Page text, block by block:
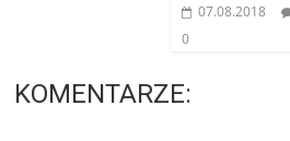
07.08.2018
0
KOMENTARZE: